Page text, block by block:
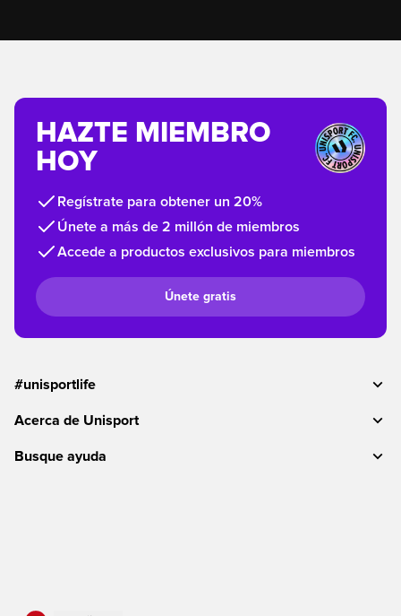
HAZTE MIEMBRO
HOY
Regístrate para obtener un 20%
Únete a más de 2 millón de miembros
Accede a productos exclusivos para miembros
Únete gratis
#unisportlife
Acerca de Unisport
Busque ayuda